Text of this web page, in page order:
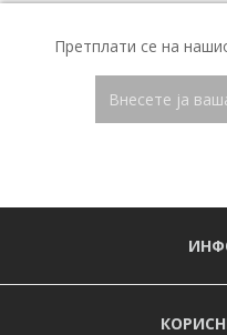
Претплати се на